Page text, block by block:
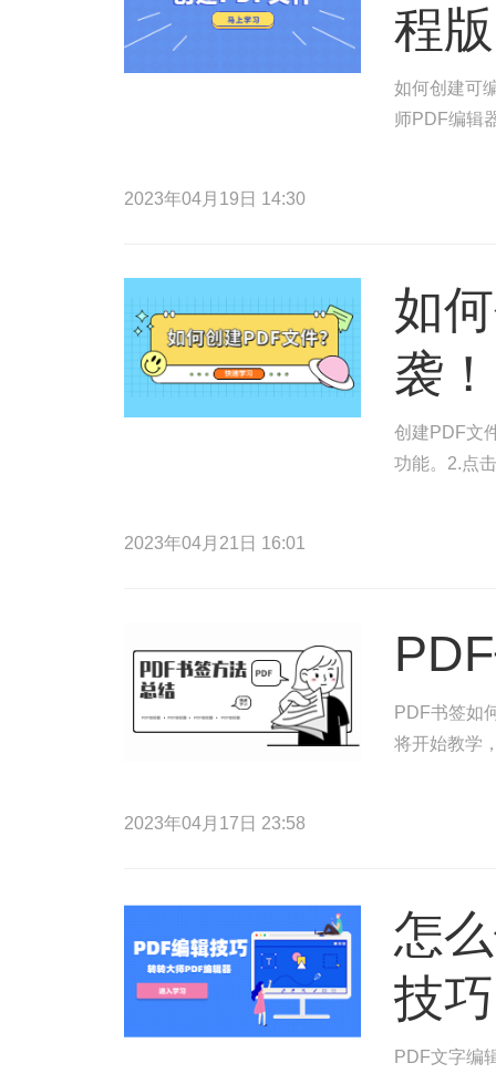
程版
如何创建可
师PDF编辑
2023年04月19日 14:30
如
袭！
创建PDF文
功能。2.点
2023年04月21日 16:01
PDF书签如
将开始教学
2023年04月17日 23:58
怎
技巧
PDF文字编